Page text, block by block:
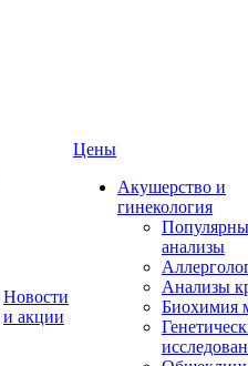
Новости
и акции
Цены
Акушерство и
гинекология
анализы
Анализы
Биохимия